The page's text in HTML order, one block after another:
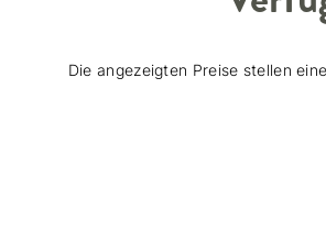
Die angezeigten Preise stellen